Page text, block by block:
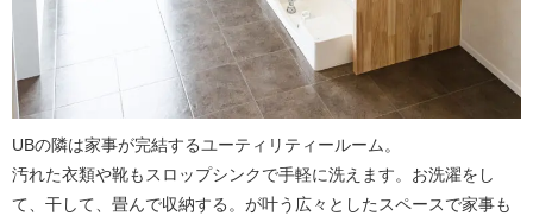
UBの隣は家事が完結するユーティリティールーム。
汚れた衣類や靴もスロップシンクで手軽に洗えます。お洗濯をし
て、干して、畳んで収納する。が叶う広々としたスペースで家事も